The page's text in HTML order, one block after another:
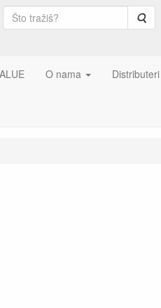
O nama Distributeri